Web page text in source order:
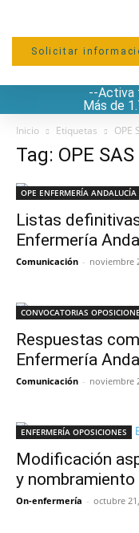
Solicitar
--Activa
Más de
Inicio Etiquetas OPE
Tag: OPE
OPE ENFERMERÍA ANDALUCÍA
Listas
Enfermería
Comunicación - noviembre
CONVOCATORIAS
Respuestas
Enfermería
Comunicación - noviembre
ENFERMERÍA OPOSICIONES
Modificación
y nombramiento
On-enfermería - octubre